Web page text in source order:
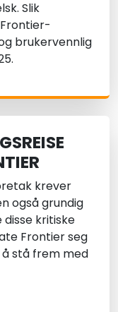
Slik
brukervennlig
krever
også grundig
kritiske
Frontier seg
stå frem med